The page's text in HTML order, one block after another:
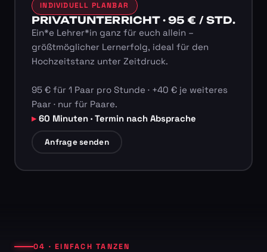
INDIVIDUELL PLANBAR
PRIVATUNTERRICHT · 95 € / STD.
Ein*e Lehrer*in ganz für euch allein –
größtmöglicher Lernerfolg, ideal für den
Hochzeitstanz unter Zeitdruck.
95 € für 1 Paar pro Stunde · +40 € je weiteres
Paar · nur für Paare.
60 Minuten · Termin nach Absprache
Anfrage senden
04 · EINFACH TANZEN